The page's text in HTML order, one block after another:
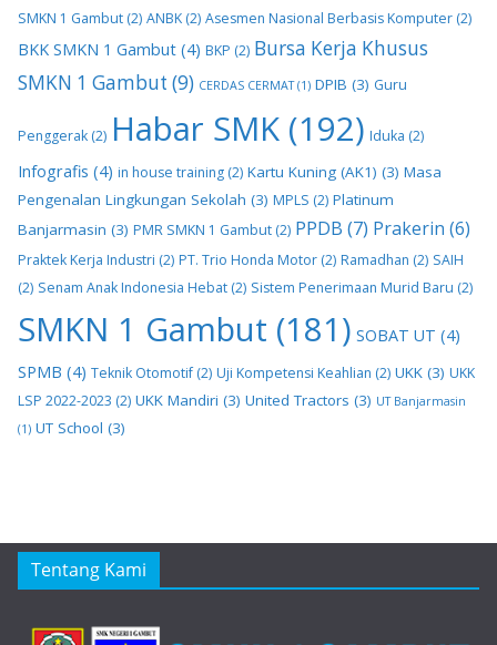
SMKN 1 Gambut (2) ANBK (2) Asesmen Nasional Berbasis Komputer (2)
BKK SMKN 1 Gambut (4) BKP (2) Bursa Kerja Khusus
SMKN 1 Gambut (9) CERDAS CERMAT(1) DPIB (3) Guru
Penggerak (2) Habar SMK (192) Iduka (2)
Infografis (4) in house training (2) Kartu Kuning (AK1) (3) Masa
Pengenalan Lingkungan Sekolah (3) MPLS (2) Platinum
Banjarmasin (3) PMR SMKN 1 Gambut (2) PPDB (7) Prakerin (6)
Praktek Kerja Industri (2) PT. Trio Honda Motor (2) Ramadhan (2) SAIH
(2) Senam Anak Indonesia Hebat (2) Sistem Penerimaan Murid Baru (2)
SMKN 1 Gambut (181) SOBAT UT (4)
SPMB (4) Teknik Otomotif(2) Uji Kompetensi Keahlian (2) UKK (3) UKK
LSP 2022-2023 (2) UKK Mandiri (3) United Tractors (3) UT Banjarmasin
(1) UT School (3)
Tentang Kami